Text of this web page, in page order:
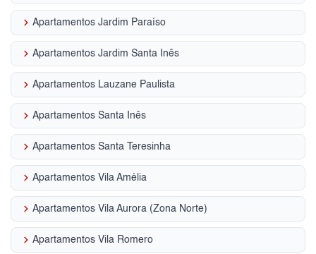
keyboard_arrow_right Apartamentos Jardim Paraíso
keyboard_arrow_right Apartamentos Jardim Santa Inês
keyboard_arrow_right Apartamentos Lauzane Paulista
keyboard_arrow_right Apartamentos Santa Inês
keyboard_arrow_right Apartamentos Santa Teresinha
keyboard_arrow_right Apartamentos Vila Amélia
keyboard_arrow_right Apartamentos Vila Aurora (Zona Norte)
keyboard_arrow_right Apartamentos Vila Romero